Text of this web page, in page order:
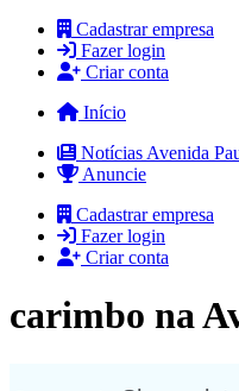
Cadastrar empresa
Fazer login
Criar conta
Início
Notícias Avenida
Anuncie
Cadastrar empresa
Fazer login
Criar conta
carimbo na